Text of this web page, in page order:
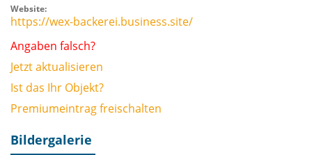
Website:
https://wex-backerei.business.site/
Angaben falsch?
Jetzt aktualisieren
Ist das Ihr Objekt?
Premiumeintrag freischalten
Bildergalerie